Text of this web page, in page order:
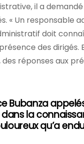
il a
« Un responsable
doit
des
réponses aux
Bubanza
la
qu’a